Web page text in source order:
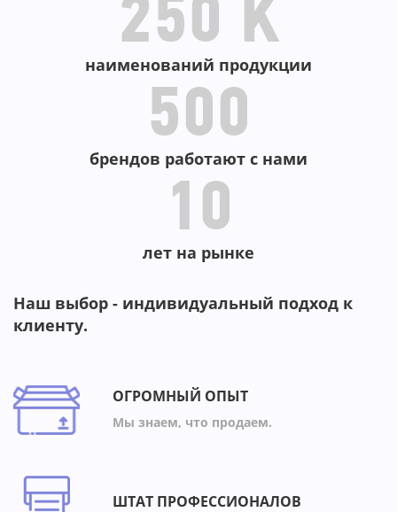
-
-33%
-66%
250 K
наименований продукции
500
брендов работают с нами
10
лет на рынке
Наш выбор - индивидуальный подход к
клиенту.
ОГРОМНЫЙ ОПЫТ
Мы знаем, что продаем.
ШТАТ ПРОФЕССИОНАЛОВ